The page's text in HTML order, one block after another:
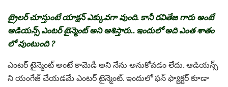
ట్రైలర్ చూస్తుంటే యాక్షన్ ఎక్కువగా వుంది. కానీ రవితేజ గారు అంటే
ఆడియన్స్ ఎంటర్ టైన్మెంట్ అని ఆశిస్తారు.. ఇందులో అది ఎంత శాతం
లో వుంటుంది ?
ఎంటర్ టైన్మెంట్ అంటే కామెడీ అని నేను అనుకోవడం లేదు. ఆడియన్స్
ని యంగేజ్ చేయడమే ఎంటర్ టైన్మెంట్. ఇందులో ఫన్ ఫ్యాక్టర్ కూడా